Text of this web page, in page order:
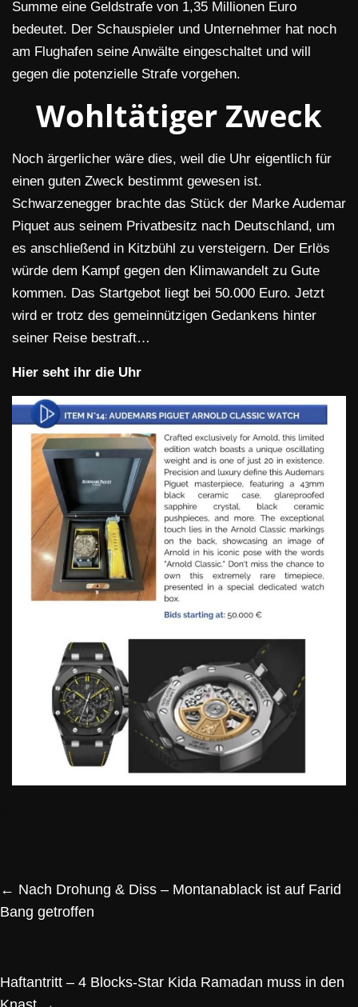
Summe eine Geldstrafe von 1,35 Millionen Euro
bedeutet. Der Schauspieler und Unternehmer hat noch
am Flughafen seine Anwälte eingeschaltet und will
gegen die potenzielle Strafe vorgehen.
Wohltätiger Zweck
Noch ärgerlicher wäre dies, weil die Uhr eigentlich für
einen guten Zweck bestimmt gewesen ist.
Schwarzenegger brachte das Stück der Marke Audemar
Piquet aus seinem Privatbesitz nach Deutschland, um
es anschließend in Kitzbühl zu versteigern. Der Erlös
würde dem Kampf gegen den Klimawandelt zu Gute
kommen. Das Startgebot liegt bei 50.000 Euro. Jetzt
wird er trotz des gemeinnützigen Gedankens hinter
seiner Reise bestraft…
Hier seht ihr die Uhr
← Nach Drohung & Diss – Montanablack ist auf Farid
Bang getroffen
Haftantritt – 4 Blocks-Star Kida Ramadan muss in den